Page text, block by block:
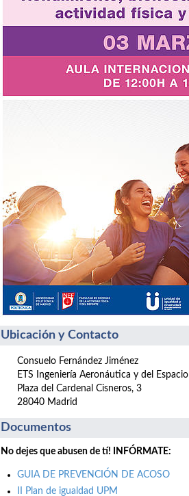
Ubicación y Contacto
Consuelo Fernández Jiménez
ETS Ingeniería Aeronáutica y del Espacio
Plaza del Cardenal Cisneros, 3
28040 Madrid
Documentos
dejes que abusen de tí! INFÓRMATE:
GUIA DE PREVENCIÓN DE ACOSO
II Plan de igualdad UPM